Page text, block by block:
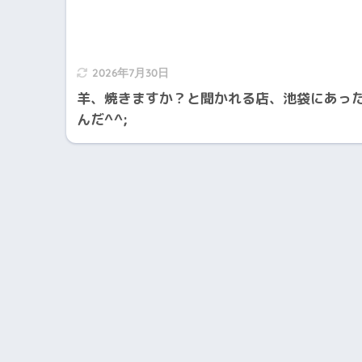
2026年7月30日
羊、焼きますか？と聞かれる店、池袋にあっ
んだ^^;